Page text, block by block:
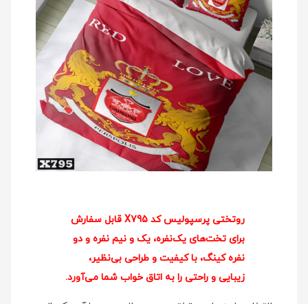
روتختی پرسپولیس کد X795 قابل سفارش
برای تخت‌های یک‌نفره، یک و نیم نفره و دو
نفره کینگ، با کیفیت و طراحی بی‌نظیر،
زیبایی و راحتی را به اتاق خواب شما می‌آورد.